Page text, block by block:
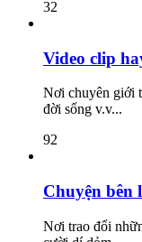
32
Video clip
Nơi chuyên giới
đời sống v.v...
92
Chuyện bên
Nơi trao đổi